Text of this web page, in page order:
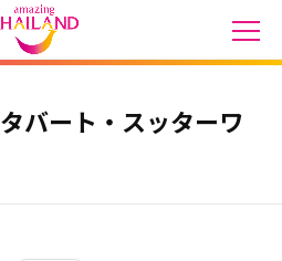
バート・スッターワ